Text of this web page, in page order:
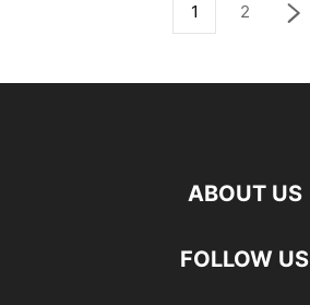
1 2
ABOUT US
FOLLOW US